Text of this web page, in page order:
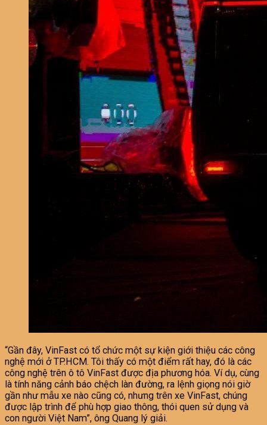
“Gần đây, VinFast có tổ chức một sự kiện giới thiệu các công
nghệ mới ở TP.HCM. Tôi thấy có một điểm rất hay, đó là các
công nghệ trên ô tô VinFast được địa phương hóa. Ví dụ, cùng
là tính năng cảnh báo chệch làn đường, ra lệnh giọng nói giờ
gần như mẫu xe nào cũng có, nhưng trên xe VinFast, chúng
được lập trình để phù hợp giao thông, thói quen sử dụng và
con người Việt Nam”, ông Quang lý giải.